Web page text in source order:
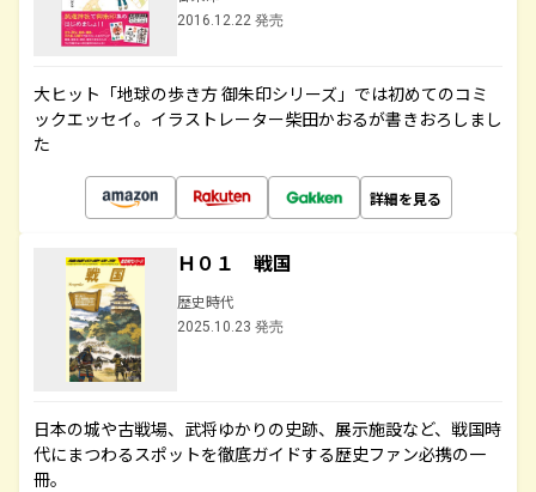
2016.12.22 発売
大ヒット「地球の歩き方 御朱印シリーズ」では初めてのコミ
ックエッセイ。イラストレーター柴田かおるが書きおろしまし
た
詳細を見る
Ｈ０１ 戦国
歴史時代
2025.10.23 発売
日本の城や古戦場、武将ゆかりの史跡、展示施設など、戦国時
代にまつわるスポットを徹底ガイドする歴史ファン必携の一
冊。